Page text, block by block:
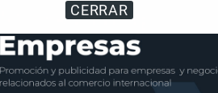
CERRAR